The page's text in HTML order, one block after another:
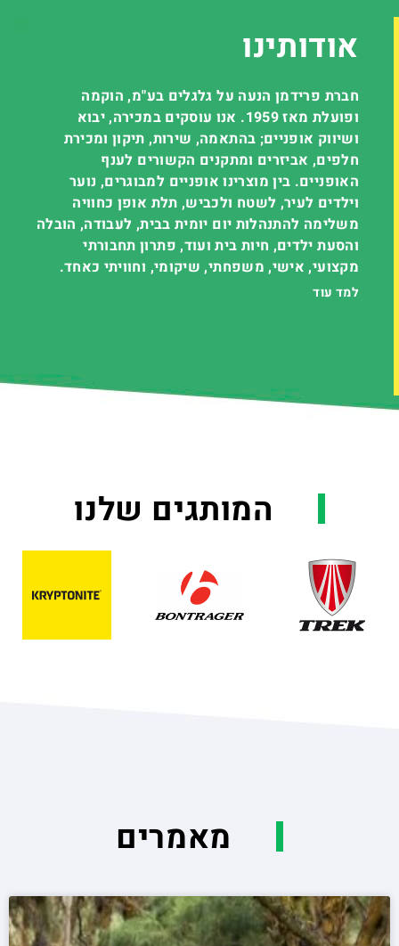
אודותינו
חברת פרידמן הנעה על גלגלים בע"מ, הוקמה
ופועלת מאז 1959.
אנו עוסקים במכירה, יבוא
ושיווק אופניים; בהתאמה, שירות, תיקון ומכירת
חלפים, אביזרים ומתקנים הקשורים לענף
האופניים. בין מוצרינו אופניים למבוגרים, נוער
וילדים לעיר, לשטח ולכביש, תלת אופן כחוויה
משלימה להתנהלות יום יומית בבית, לעבודה, הובלה
והסעת ילדים, חיות בית ועוד, פתרון תחבורתי
מקצועי, אישי, משפחתי, שיקומי, וחוויתי כאחד.
למד עוד
המותגים שלנו
מאמרים